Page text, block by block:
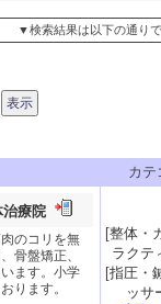
▼検索結果は以下の通り
カテ
治療院
のコリを無
骨盤矯正、
ます。小学
ります。
[整体・
ラクテ
[指圧・
ッサ